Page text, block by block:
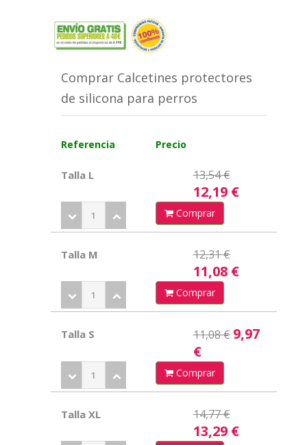
Comprar Calcetines protectores
de silicona para perros
Referencia Precio
Talla L 13,54 €
12,19 €
Comprar
Talla M 12,31 €
11,08 €
Comprar
Talla S 11,08 € 9,97
€
Comprar
Talla XL 14,77 €
13,29 €